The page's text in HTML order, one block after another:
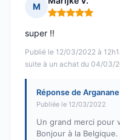
M
Note : 5 sur 5
Publié le 12/03/2022 à
suite à un achat du 04/03/
super !!
Réponse de Arganane
Publiée le 12/03/2022
Un grand merci pour
Bonjour à la Belgique.